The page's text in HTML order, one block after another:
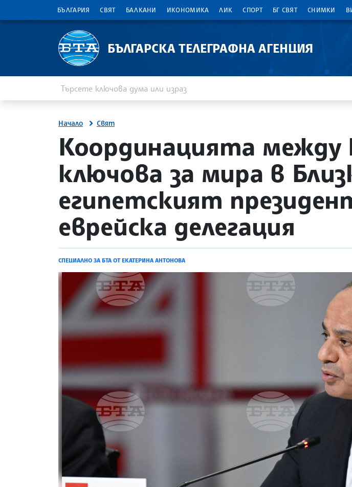
БЪЛГАРИЯ СВЯТ БАЛКАНИ ИКОНОМИКА ЛИК СПОРТ БГ СВЯТ СНИМКИ
БЪЛГАРСКА ТЕЛЕГРАФНА АГЕНЦИЯ
Начало Свят
site.bta
Координацията
ключова за мира в
египетският
еврейска делегация
СПЕЦИАЛНО ЗА БТА ОТ ЕКАТЕРИНА АНТОНОВА